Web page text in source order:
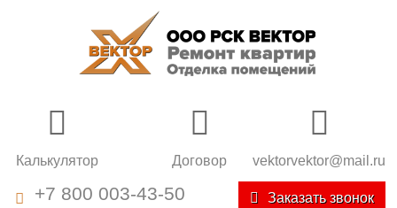
Договор
Калькулятор vektorvektor@mail.ru
+7 800 003-43-50 Заказать звонок